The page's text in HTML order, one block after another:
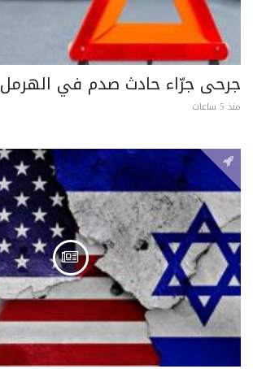
جرحى جرّاء حادث صدم في الهرمل
منذ 5 ساعات